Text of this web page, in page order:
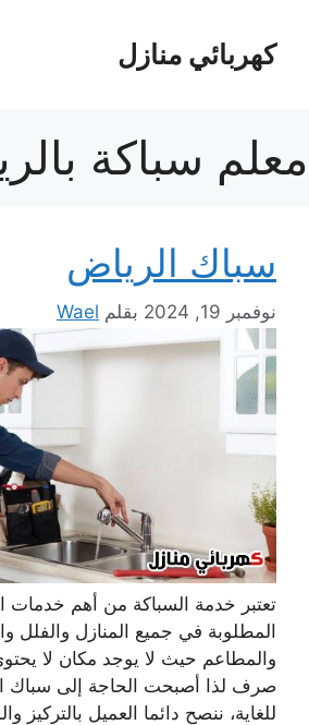
المحتوىكهربائي منازل
معلم سباكة
سباك الرياض
نوفمبر 19, 2024 بقلم Wael
تعتبر خدمة السباكة من أهم خدمات
المطلوبة في جميع المنازل والفلل
والمطاعم حيث لا يوجد مكان لا
صرف لذا أصبحت الحاجة إلى سباك
للغاية، ننصح دائما العميل بالتركيز